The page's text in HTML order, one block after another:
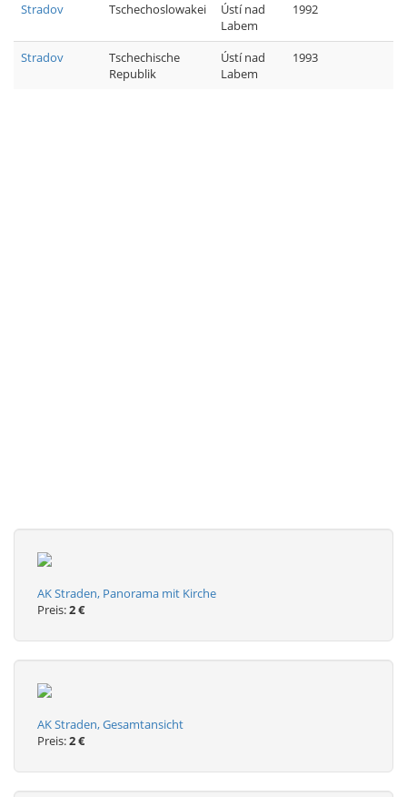
Stradov Tschechoslowakei
Ústí nad
Labem
1992
Stradov
Tschechische
Republik
Ústí nad
Labem
1993
AK Straden, Panorama mit Kirche
Preis:2 €
AK Straden, Gesamtansicht
Preis:2 €